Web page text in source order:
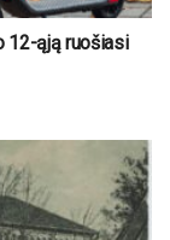
12-ąją ruošiasi